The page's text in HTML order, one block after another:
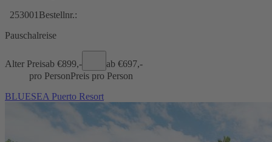
253001 Bestellnr.:
Pauschalreise
Alter Preisab €899,- ab €697,-
pro PersonPreis pro Person
BLUESEA Puerto Resort